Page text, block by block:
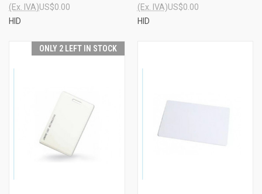
US$0.00
(Ex. IVA)
HID
US$0.00
(Ex. IVA)
HID
ONLY 2 LEFT IN STOCK